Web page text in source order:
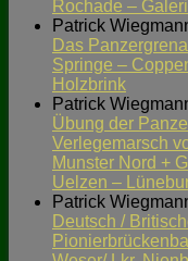
Rochade –
Patrick
Das
Springe –
Holzbrink
Patrick
Übung der
Verlegemarsch
Munster Nord +
Uelzen –
Patrick
Deutsch /